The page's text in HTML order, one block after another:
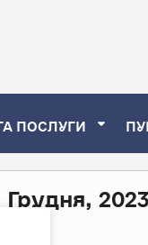
ПОСЛУГИ
Грудня, 2023